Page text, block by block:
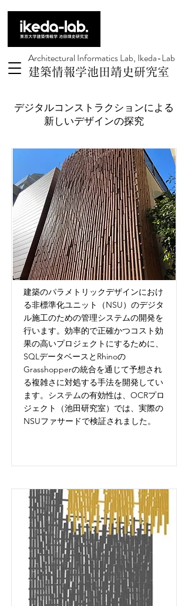
Architectural Informatics Lab, Ikeda-Lab
建築情報学池田靖史研究室
デジタルコンストラクションによる
新しいデザインの探究
建築のパラメトリックデザインにおけ
る非標準化ユニット（NSU）のデジタ
ル施工のための管理システムの開発を
行います。効率的で正確かつコスト効
果の高いプロジェクトにするために、
SQLデータベースとRhinoの
Grasshopperの統合を通じて予想され
る複雑さに対処する手法を開発してい
ます。システムの有効性は、OCRプロ
ジェクト（池田研究室）では、実際の
NSUファサードで検証されました。